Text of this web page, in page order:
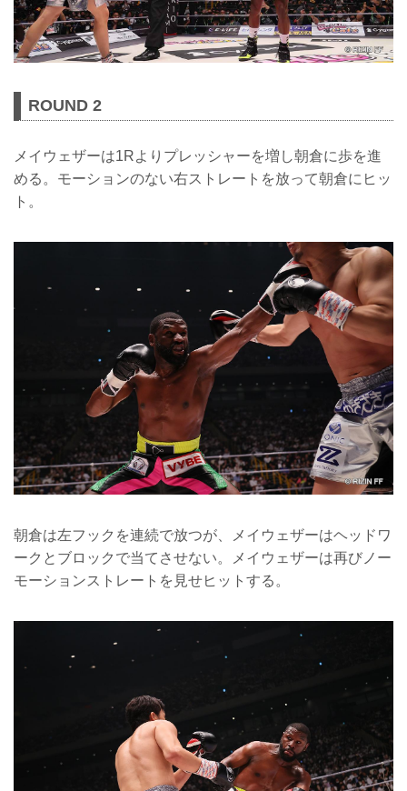
ROUND 2
メイウェザーは1Rよりプレッシャーを増し朝倉に歩を進
める。モーションのない右ストレートを放って朝倉にヒッ
ト。
朝倉は左フックを連続で放つが、メイウェザーはヘッドワ
ークとブロックで当てさせない。メイウェザーは再びノー
モーションストレートを見せヒットする。